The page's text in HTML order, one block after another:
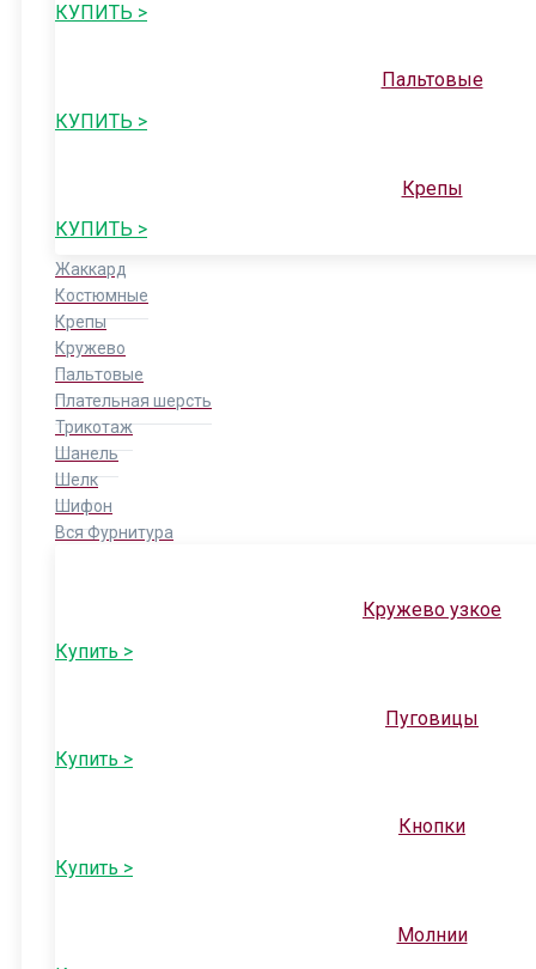
КУПИТЬ >
Пальтовые
КУПИТЬ >
Крепы
КУПИТЬ >
Жаккард
Костюмные
Крепы
Кружево
Пальтовые
Плательная шерсть
Трикотаж
Шанель
Шелк
Шифон
Вся Фурнитура
Кружево узкое
Купить >
Пуговицы
Купить >
Кнопки
Купить >
Молнии